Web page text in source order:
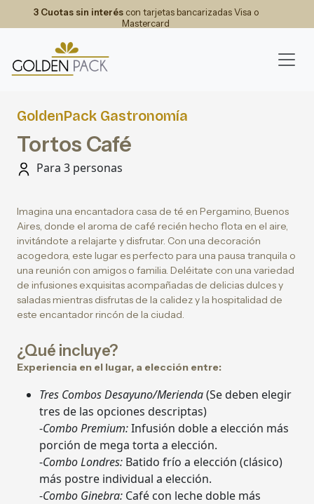
3 Cuotas sin interéscon tarjetas bancarizadas Visa o
Mastercard
GoldenPack Gastronomía
Tortos Café
Para 3 personas
Imagina una encantadora casa de té en Pergamino, Buenos
Aires, donde el aroma de café recién hecho flota en el aire,
invitándote a relajarte y disfrutar. Con una decoración
acogedora, este lugar es perfecto para una pausa tranquila o
una reunión con amigos o familia. Deléitate con una variedad
de infusiones exquisitas acompañadas de delicias dulces y
saladas mientras disfrutas de la calidez y la hospitalidad de
este encantador rincón de la ciudad.
¿Qué incluye?
Experiencia en el lugar, a elección entre:
Tres Combos Desayuno/Merienda(Se deben elegir
tres de las opciones descriptas)
-Combo Premium:Infusión doble a elección más
porción de mega torta a elección.
-Combo Londres: Batido frío a elección (clásico)
más postre individual a elección.
-Combo Ginebra: Café con leche doble más